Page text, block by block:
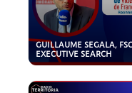
GUILLAUME SEGALA, FSC
EXECUTIVE SEARCH